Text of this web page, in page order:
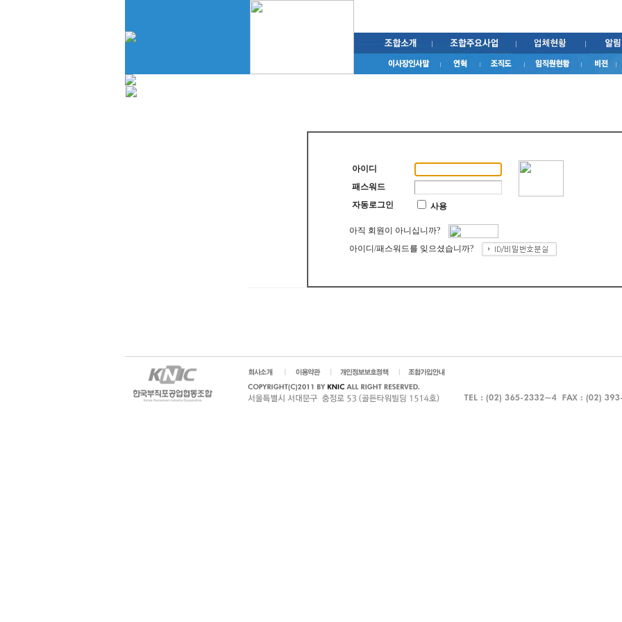
아이디
패스워드
자동로그인
사용
아직 회원이 아니십니까?
아이디/패스워드를 잊으셨습니까?